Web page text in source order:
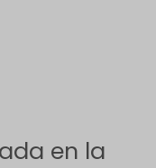
en la